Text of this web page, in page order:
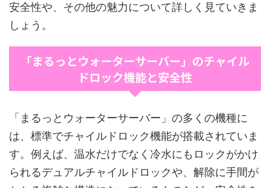
安全性や、その他の魅力について詳しく見ていきま
しょう。
「まるっとウォーターサーバー」のチャイル
ドロック機能と安全性
「まるっとウォーターサーバー」の多くの機種に
は、標準でチャイルドロック機能が搭載されていま
す。例えば、温水だけでなく冷水にもロックがかけ
られるデュアルチャイルドロックや、解除に手間が